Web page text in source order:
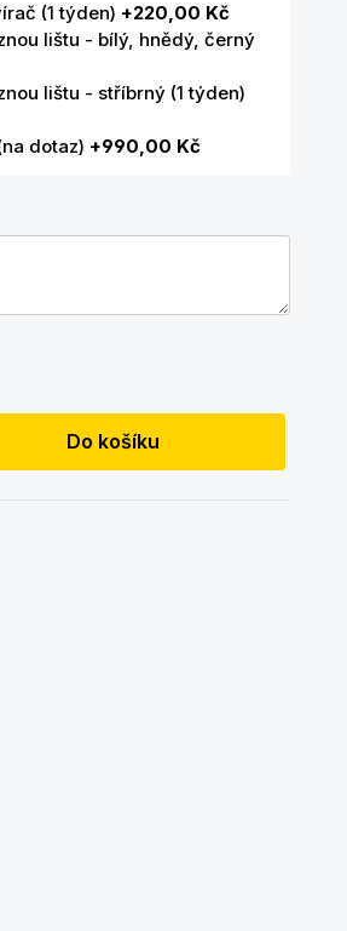
(1 týden) +220,00 Kč
lištu - bílý, hnědý, černý
lištu - stříbrný (1 týden)
dotaz) +990,00 Kč
požadované
Do košíku